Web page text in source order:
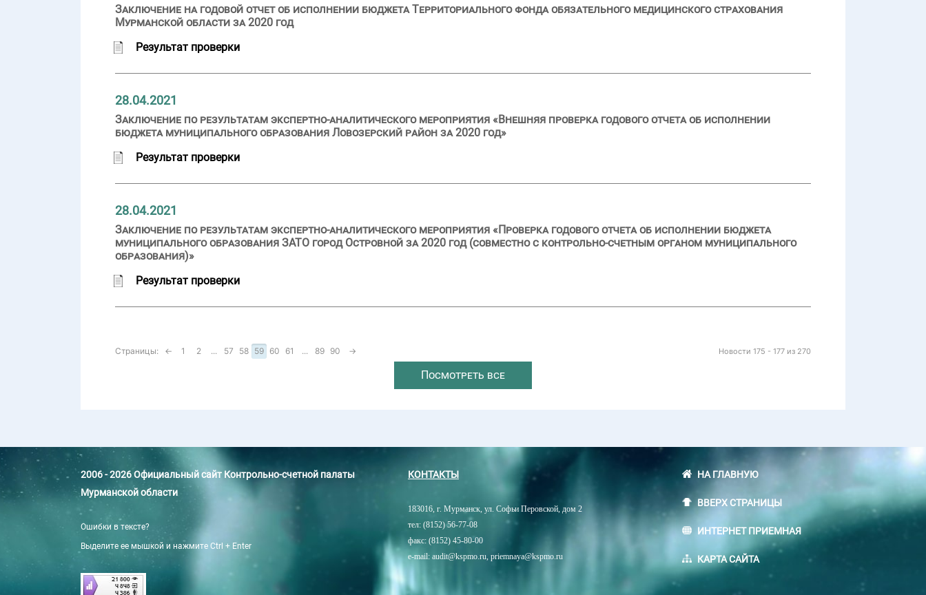
Заключение на годовой отчет об исполнении бюджета Территориального фонда обязательного медицинского страхования
Мурманской области за 2020 год
Результат проверки
28.04.2021
Заключение по результатам экспертно-аналитического мероприятия «Внешняя проверка годового отчета об исполнении
бюджета муниципального образования Ловозерский район за 2020 год»
Результат проверки
28.04.2021
Заключение по результатам экспертно-аналитического мероприятия «Проверка годового отчета об исполнении бюджета
муниципального образования ЗАТО город Островной за 2020 год (совместно с контрольно-счетным органом муниципального
образования)»
Результат проверки
Новости 175 - 177 из 270
Страницы: ← 1 2 ... 57 58 59 60 61 ... 89 90 →
Посмотреть все
2006 - 2026 Официальный сайт Контрольно-счетной палаты
Мурманской области
Ошибки в тексте?
Выделите ее мышкой и нажмите Ctrl + Enter
КОНТАКТЫ
183016, г. Мурманск, ул. Софьи Перовской, дом 2
тел: (8152) 56-77-08
факс: (8152) 45-80-00
e-mail: audit@kspmo.ru, priemnaya@kspmo.ru
НА ГЛАВНУЮ
ВВЕРХ СТРАНИЦЫ
ИНТЕРНЕТ ПРИЕМНАЯ
КАРТА САЙТА